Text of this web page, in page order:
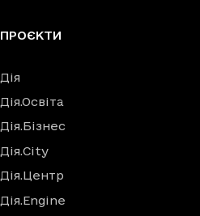
ПРОЄКТИ
Дія
Дія.Освіта
Дія.Бізнес
Дія.City
Дія.Центр
Дія.Engine